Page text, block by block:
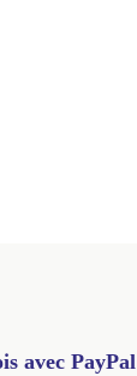
avec PayPal